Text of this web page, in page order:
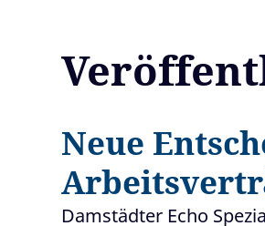
Neue
Damstädter Echo